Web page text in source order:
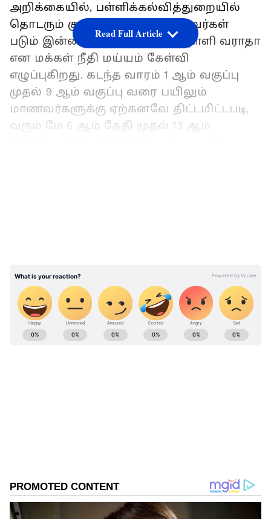
அறிக்கையில், பள்ளிக்கல்வித்துறையில்
தொடரும் குழப்பங்களால் மாணவர்கள்
படும் இன்னல்களுக்கு முற்றுப்புள்ளி வராதா
என மக்கள் நீதி மய்யம் கேள்வி
எழுப்புகிறது. கடந்த வாரம் 1 ஆம் வகுப்பு
முதல் 9 ஆம் வகுப்பு வரை பயிலும்
மாணவர்களுக்கு ஏற்கனவே திட்டமிட்டபடி,
வரும் மே 6 ஆம் தேதி முதல் 13 ஆம்
தவிர மற்ற நாட்களில் வர வேண்டாம் என்ற
புதிய அறிவிப்பு 4 ஆம் தேதி வெளியானது.
ஆனால் இதுகுறித்த அதிகாரப்பூர்வ தகவல்
பள்ளிகளுக்கு முறையாக
Read Full Article
ABOUT THE AUTHOR